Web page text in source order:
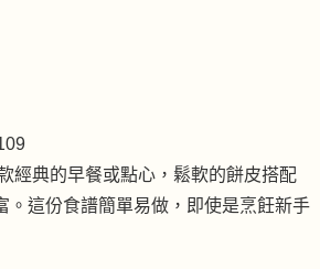
經典的早餐或點心，鬆軟的餅皮搭配
。這份食譜簡單易做，即使是烹飪新手